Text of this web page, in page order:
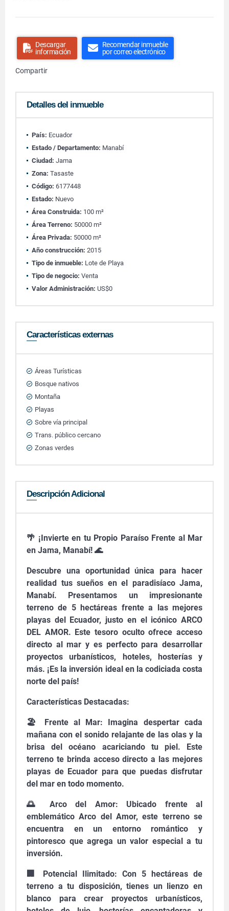
Descargar
información
Recomendar inmueble
por correo electrónico
Compartir
Detalles del inmueble
País: Ecuador
Estado / Departamento: Manabí
Ciudad: Jama
Zona: Tasaste
Código: 6177448
Estado: Nuevo
Área Construida: 100 m²
Área Terreno: 50000 m²
Área Privada: 50000 m²
Año construcción: 2015
Tipo de inmueble: Lote de Playa
Tipo de negocio: Venta
Valor Administración: US$0
Características externas
Áreas Turísticas
Bosque nativos
Montaña
Playas
Sobre vía principal
Trans. público cercano
Zonas verdes
Descripción Adicional
🌴 ¡Invierte en tu Propio Paraíso Frente al Mar
en Jama, Manabí! 🌊
Descubre una oportunidad única para hacer
realidad tus sueños en el paradisíaco Jama,
Manabí. Presentamos un impresionante
terreno de 5 hectáreas frente a las mejores
playas del Ecuador, justo en el icónico ARCO
DEL AMOR. Este tesoro oculto ofrece acceso
directo al mar y es perfecto para desarrollar
proyectos urbanísticos, hoteles, hosterías y
más. ¡Es la inversión ideal en la codiciada costa
norte del país!
Características Destacadas:
🏖️ Frente al Mar: Imagina despertar cada
mañana con el sonido relajante de las olas y la
brisa del océano acariciando tu piel. Este
terreno te brinda acceso directo a las mejores
playas de Ecuador para que puedas disfrutar
del mar en todo momento.
🌅 Arco del Amor: Ubicado frente al
emblemático Arco del Amor, este terreno se
encuentra en un entorno romántico y
pintoresco que agrega un valor especial a tu
inversión.
🏢 Potencial Ilimitado: Con 5 hectáreas de
terreno a tu disposición, tienes un lienzo en
blanco para crear proyectos urbanísticos,